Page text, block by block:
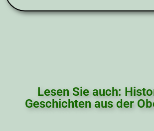
Lesen Sie auch:
Geschichten aus der